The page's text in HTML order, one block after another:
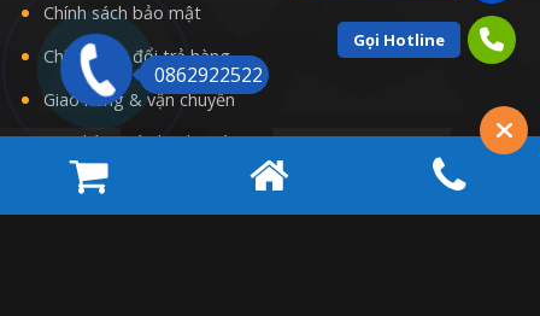
Chính sách bảo mật
Chính sách đổi trả hàng
Giao hàng & vận chuyển
Mua hàng và thanh toán
Thỏa thuận người dùng
0862922522
Gọi Hotline